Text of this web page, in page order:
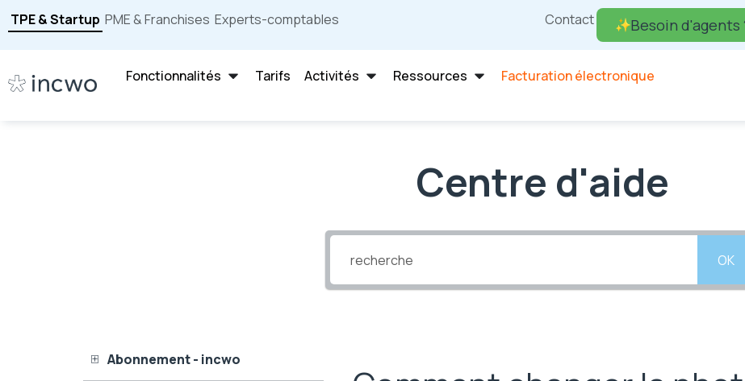
TPE & Startup PME & Franchises Experts-comptables Contact Besoin d'agents
Fonctionnalités Tarifs Activités Ressources Facturation électronique
Centre d'aide
OK
Abonnement - incwo